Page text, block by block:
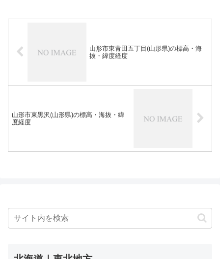
山形市東青田五丁目(山形県)の標高・海
抜・緯度経度
山形市東黒沢(山形県)の標高・海抜・緯
度経度